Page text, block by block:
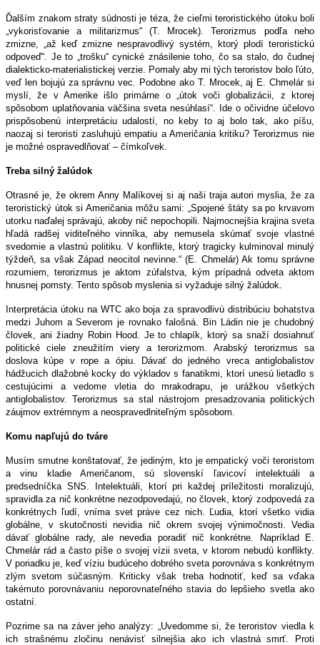
Ďalším znakom straty súdnosti je téza, že cieľmi teroristického útoku boli
„vykorisťovanie a militarizmus“ (T. Mrocek). Terorizmus podľa neho
zmizne, „až keď zmizne nespravodlivý systém, ktorý plodí teroristickú
odpoveď“. Je to „trošku“ cynické znásilenie toho, čo sa stalo, do čudnej
dialekticko-materialistickej verzie. Pomaly aby mi tých teroristov bolo ľúto,
veď len bojujú za správnu vec. Podobne ako T. Mrocek, aj E. Chmelár si
myslí, že v Amerike išlo primárne o „útok voči globalizácii, z ktorej
spôsobom uplatňovania väčšina sveta nesúhlasí“. Ide o očividne účelovo
prispôsobenú interpretáciu udalostí, no keby to aj bolo tak, ako píšu,
naozaj si teroristi zasluhujú empatiu a Američania kritiku? Terorizmus nie
je možné ospravedlňovať – čímkoľvek.
Treba silný žalúdok
Otrasné je, že okrem Anny Malíkovej si aj naši traja autori myslia, že za
teroristický útok si Američania môžu sami: „Spojené štáty sa po krvavom
utorku naďalej správajú, akoby nič nepochopili. Najmocnejšia krajina sveta
hľadá radšej viditeľného vinníka, aby nemusela skúmať svoje vlastné
svedomie a vlastnú politiku. V konflikte, ktorý tragicky kulminoval minulý
týždeň, sa však Západ neocitol nevinne.“ (E. Chmelár) Ak tomu správne
rozumiem, terorizmus je aktom zúfalstva, kým prípadná odveta aktom
hnusnej pomsty. Tento spôsob myslenia si vyžaduje silný žalúdok.
Interpretácia útoku na WTC ako boja za spravodlivú distribúciu bohatstva
medzi Juhom a Severom je rovnako falošná. Bin Ládin nie je chudobný
človek, ani žiadny Robin Hood. Je to chlapík, ktorý sa snaží dosiahnuť
politické ciele zneužitím viery a terorizmom. Arabský terorizmus sa
doslova kúpe v rope a ópiu. Dávať do jedného vreca antiglobalistov
hádžucich dlažobné kocky do výkladov s fanatikmi, ktorí unesú lietadlo s
cestujúcimi a vedome vletia do mrakodrapu, je urážkou všetkých
antiglobalistov. Terorizmus sa stal nástrojom presadzovania politických
záujmov extrémnym a neospravedlniteľným spôsobom.
Komu napľujú do tváre
Musím smutne konštatovať, že jediným, kto je empatický voči teroristom
a vinu kladie Američanom, sú slovenskí ľavicoví intelektuáli a
predsedníčka SNS. Intelektuáli, ktorí pri každej príležitosti moralizujú,
spravidla za nič konkrétne nezodpovedajú, no človek, ktorý zodpovedá za
konkrétnych ľudí, vníma svet práve cez nich. Ľudia, ktorí všetko vidia
globálne, v skutočnosti nevidia nič okrem svojej výnimočnosti. Vedia
dávať globálne rady, ale nevedia poradiť nič konkrétne. Napríklad E.
Chmelár rád a často píše o svojej vízii sveta, v ktorom nebudú konflikty.
V poriadku je, keď víziu budúceho dobrého sveta porovnáva s konkrétnym
zlým svetom súčasným. Kriticky však treba hodnotiť, keď sa vďaka
takémuto porovnávaniu neporovnateľného stavia do lepšieho svetla ako
ostatní.
Pozrime sa na záver jeho analýzy: „Uvedomme si, že teroristov viedla k
ich strašnému zločinu nenávisť silnejšia ako ich vlastná smrť. Proti